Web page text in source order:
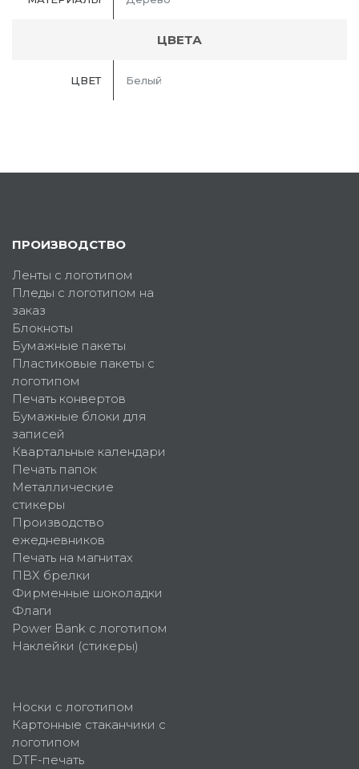
ЦВЕТА
ЦВЕТ Белый
ПРОИЗВОДСТВО
Ленты с логотипом
Пледы с логотипом на
заказ
Блокноты
Бумажные пакеты
Пластиковые пакеты с
логотипом
Печать конвертов
Бумажные блоки для
записей
Квартальные календари
Печать папок
Металлические
стикеры
Производство
ежедневников
Печать на магнитах
ПВХ брелки
Фирменные шоколадки
Флаги
Power Bank с логотипом
Наклейки (стикеры)
Носки с логотипом
Картонные стаканчики с
логотипом
DTF-печать